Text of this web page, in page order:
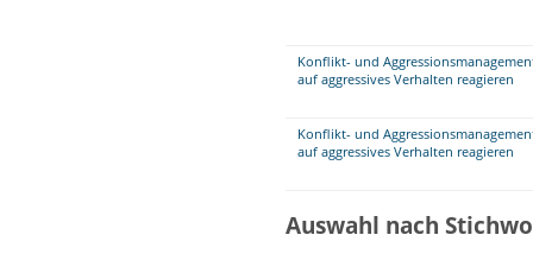
Konflikt- und
auf aggressives Verhalten reagieren
Konflikt- und
auf aggressives Verhalten reagieren
Auswahl nach